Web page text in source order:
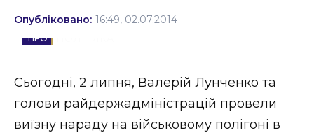
Події
Соціум
Спорт
Опубліковано: 16:49, 02.07.2014
Сьогодні, 2 липня, Валерій Лунченко та
голови райдержадміністрацій провели
виїзну нараду на військовому полігоні в